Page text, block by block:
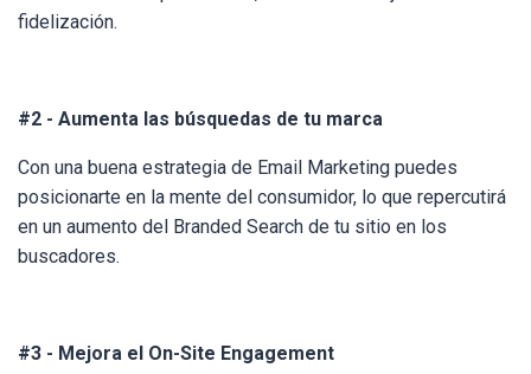
fidelización.
#2 - Aumenta las búsquedas de tu marca
Con una buena estrategia de Email Marketing puedes
posicionarte en la mente del consumidor, lo que repercutirá
en un aumento del Branded Search de tu sitio en los
buscadores.
#3 - Mejora el On-Site Engagement